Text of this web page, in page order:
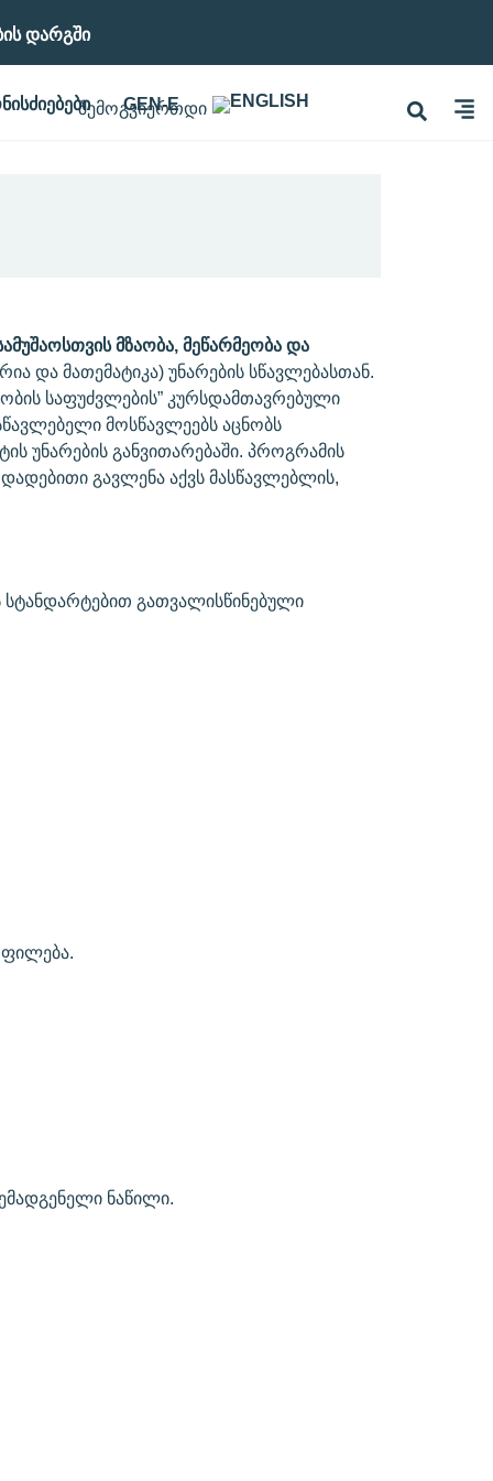
Დარგში
GEN-E
მზაობა, მეწარმეობა და
და მათემატიკა) უნარების სწავლებასთან.
საფუძვლების” კურსდამთავრებული
მოსწავლეებს აცნობს
უნარების განვითარებაში. პროგრამის
გავლენა აქვს მასწავლებლის,
სტანდარტებით გათვალისწინებული
ნაწილი.